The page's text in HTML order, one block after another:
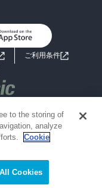
る
けラノベ
写真集
合わせ
ご利用条件
Inc.
market only
to the storing of
analyze
Cookie
Cookies